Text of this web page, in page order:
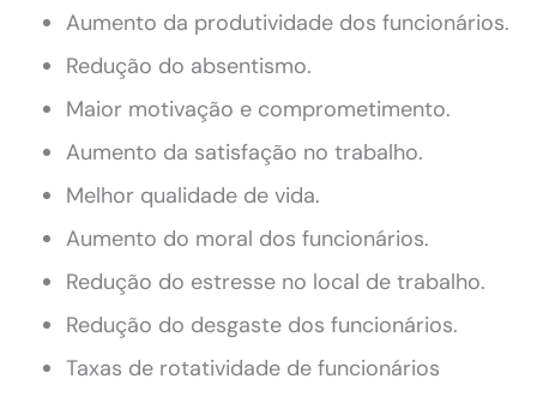
Aumento da produtividade dos funcionários.
Redução do absentismo.
Maior motivação e comprometimento.
Aumento da satisfação no trabalho.
Melhor qualidade de vida.
Aumento do moral dos funcionários.
Redução do estresse no local de trabalho.
Redução do desgaste dos funcionários.
Taxas de rotatividade de funcionários